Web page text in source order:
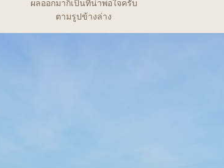
ผลออกมาก็เป็นที่น่าพอใจครับ
ตามรูปข้างล่าง